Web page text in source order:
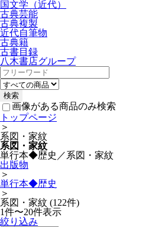
国文学（近代）
古典芸能
古典複製
近代自筆物
古典籍
古書目録
八木書店グループ
画像がある商品のみ検索
トップページ
＞
系図・家紋
系図・家紋
単行本◆歴史／系図・家紋
出版物
＞
単行本◆歴史
＞
系図・家紋 (122件)
1件〜20件表示
絞り込み